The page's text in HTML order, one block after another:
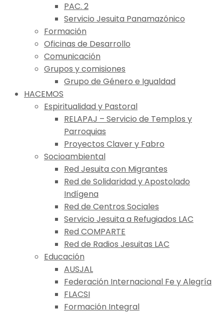
PAC. 2
Servicio Jesuita Panamazónico
Formación
Oficinas de Desarrollo
Comunicación
Grupos y comisiones
Grupo de Género e Igualdad
HACEMOS
Espiritualidad y Pastoral
RELAPAJ – Servicio de Templos y
Parroquias
Proyectos Claver y Fabro
Socioambiental
Red Jesuita con Migrantes
Red de Solidaridad y Apostolado
Indígena
Red de Centros Sociales
Servicio Jesuita a Refugiados LAC
Red COMPARTE
Red de Radios Jesuitas LAC
Educación
AUSJAL
Federación Internacional Fe y Alegría
FLACSI
Formación Integral